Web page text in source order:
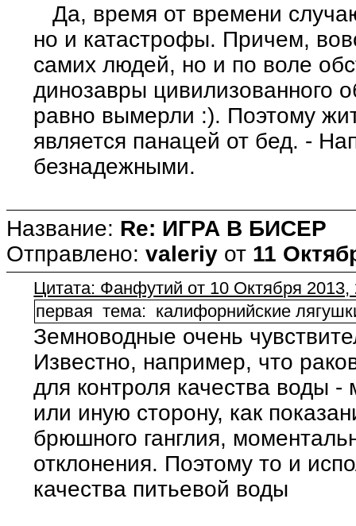
Да, время от времени
но и катастрофы. Причем,
самих людей, но и по воле
динозавры цивилизованного
равно вымерли :). Поэтому
является панацей от бед. -
безнадежными.
Название: Re: ИГРА В БИСЕР
Отправлено: valeriy от 11
Цитата: Фанфутий от 10 Октября 2013,
первая тема: калифорнийские
Земноводные очень
Известно, например, что
для контроля качества воды
или иную сторону, как
брюшного ганглия,
отклонения. Поэтому то и
качества питьевой воды